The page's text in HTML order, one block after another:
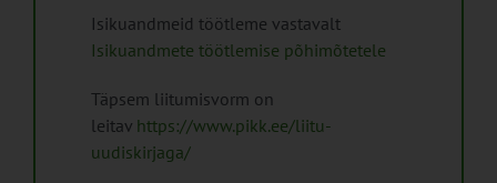
Isikuandmeid töötleme vastavalt
Isikuandmete töötlemise põhimõtetele
Täpsem liitumisvorm on
leitav https://www.pikk.ee/liitu-
uudiskirjaga/